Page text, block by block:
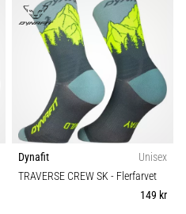
Dynafit
Unisex
TRAVERSE CREW SK- Flerfarvet
149 kr